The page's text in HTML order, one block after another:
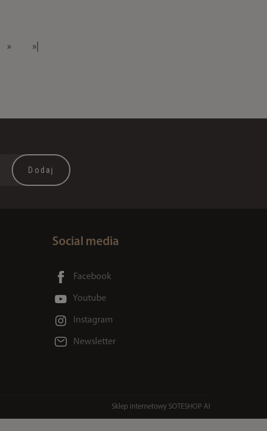
» »|
Social media
Facebook
Youtube
Instagram
Newsletter
Sklep internetowy SOTESHOP AI